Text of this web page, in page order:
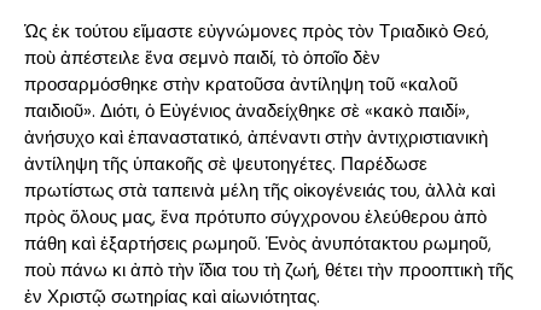
Ὡς ἐκ τούτου εἴμαστε εὐγνώμονες πρὸς τὸν Τριαδικὸ Θεό,
ποὺ ἀπέστειλε ἕνα σεμνὸ παιδί, τὸ ὁποῖο δὲν
προσαρμόσθηκε στὴν κρατοῦσα ἀντίληψη τοῦ «καλοῦ
παιδιοῦ». Διότι, ὁ Εὐγένιος ἀναδείχθηκε σὲ «κακὸ παιδί»,
ἀνήσυχο καὶ ἐπαναστατικό, ἀπέναντι στὴν ἀντιχριστιανικὴ
ἀντίληψη τῆς ὑπακοῆς σὲ ψευτοηγέτες. Παρέδωσε
πρωτίστως στὰ ταπεινὰ μέλη τῆς οἰκογένειάς του, ἀλλὰ καὶ
πρὸς ὅλους μας, ἕνα πρότυπο σύγχρονου ἐλεύθερου ἀπὸ
πάθη καὶ ἐξαρτήσεις ρωμηοῦ. Ἑνὸς ἀνυπότακτου ρωμηοῦ,
ποὺ πάνω κι ἀπὸ τὴν ἴδια του τὴ ζωή, θέτει τὴν προοπτικὴ τῆς
ἐν Χριστῷ σωτηρίας καὶ αἰωνιότητας.